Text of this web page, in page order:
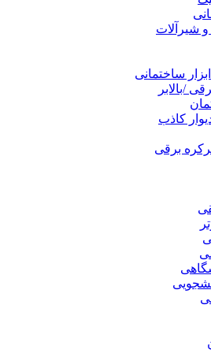
و شیرآلات
ساختمانی
/بالابر
کاذب
برقی